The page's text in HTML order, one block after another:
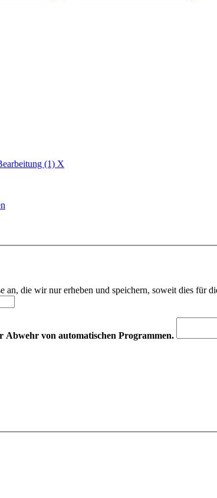
(1) X
die wir nur erheben und speichern, soweit dies
Abwehr von automatischen Programmen.